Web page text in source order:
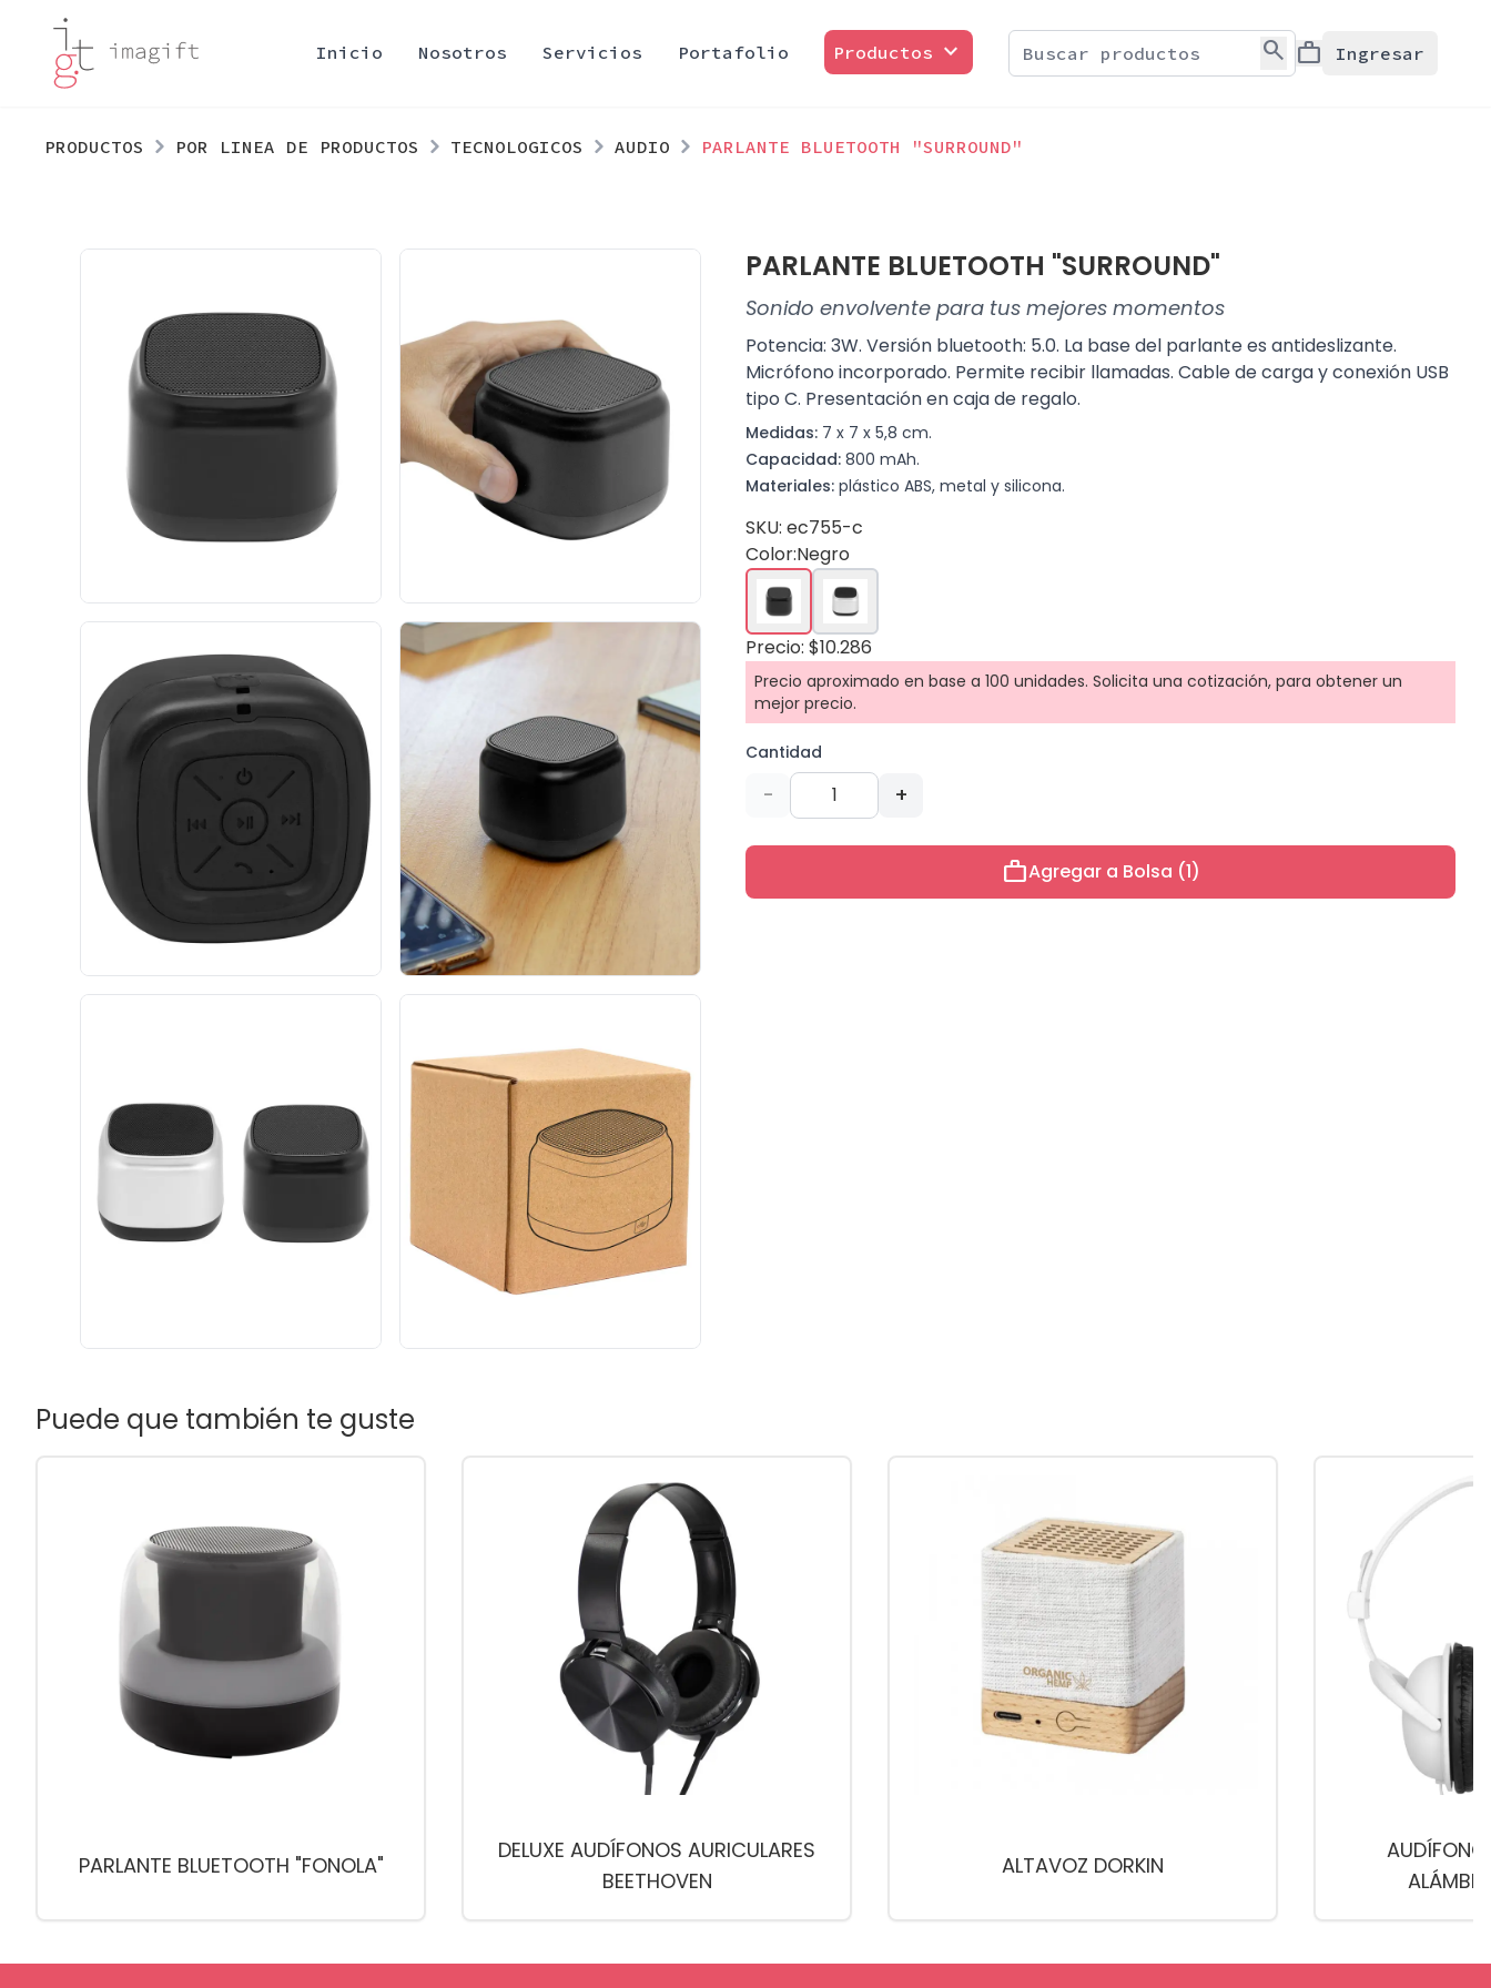
Inicio Nosotros Servicios Portafolio Productos expand_more search work Ingresar
PRODUCTOS POR LINEA DE PRODUCTOS TECNOLOGICOS AUDIO PARLANTE BLUETOOTH "SURROUND"
PARLANTE BLUETOOTH "SURROUND"
Sonido envolvente para tus mejores momentos
Potencia: 3W. Versión bluetooth: 5.0. La base del parlante es antideslizante.
Micrófono incorporado. Permite recibir llamadas. Cable de carga y conexión USB
tipo C. Presentación en caja de regalo.
Medidas: 7 x 7 x 5,8 cm.
Capacidad: 800 mAh.
Materiales: plástico ABS, metal y silicona.
SKU: ec755-c
Color:Negro
Precio: $10.286
Precio aproximado en base a 100 unidades. Solicita una cotización, para obtener un
mejor precio.
Cantidad
- +
workAgregar a Bolsa (1)
Puede que también te guste
PARLANTE BLUETOOTH "FONOLA"
DELUXE AUDÍFONOS AURICULARES
BEETHOVEN
ALTAVOZ DORKIN